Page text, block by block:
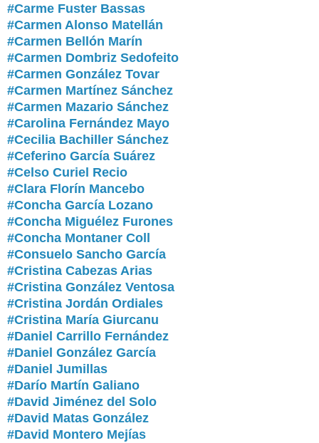
#Carme Fuster Bassas
#Carmen Alonso Matellán
#Carmen Bellón Marín
#Carmen Dombriz Sedofeito
#Carmen González Tovar
#Carmen Martínez Sánchez
#Carmen Mazario Sánchez
#Carolina Fernández Mayo
#Cecilia Bachiller Sánchez
#Ceferino García Suárez
#Celso Curiel Recio
#Clara Florín Mancebo
#Concha García Lozano
#Concha Miguélez Furones
#Concha Montaner Coll
#Consuelo Sancho García
#Cristina Cabezas Arias
#Cristina González Ventosa
#Cristina Jordán Ordiales
#Cristina María Giurcanu
#Daniel Carrillo Fernández
#Daniel González García
#Daniel Jumillas
#Darío Martín Galiano
#David Jiménez del Solo
#David Matas González
#David Montero Mejías